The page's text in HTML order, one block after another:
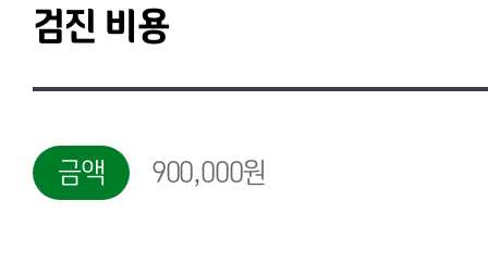
검진 비용
금액 900,000원